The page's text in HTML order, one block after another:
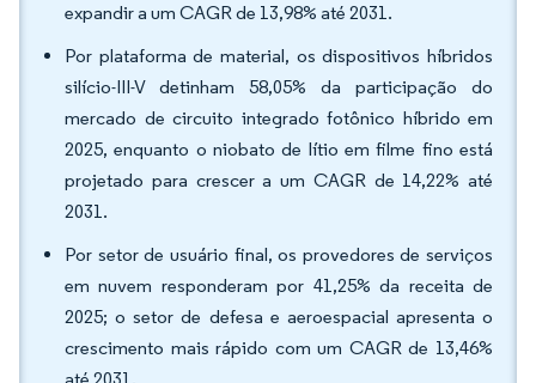
expandir a um CAGR de 13,98% até 2031.
Por plataforma de material, os dispositivos híbridos
silício-III-V detinham 58,05% da participação do
mercado de circuito integrado fotônico híbrido em
2025, enquanto o niobato de lítio em filme fino está
projetado para crescer a um CAGR de 14,22% até
2031.
Por setor de usuário final, os provedores de serviços
em nuvem responderam por 41,25% da receita de
2025; o setor de defesa e aeroespacial apresenta o
crescimento mais rápido com um CAGR de 13,46%